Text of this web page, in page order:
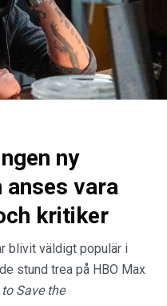
ny
anses vara
kritiker
blivit väldigt populär i
stund trea på HBO Max
Save the